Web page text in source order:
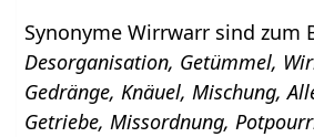
Synonyme Wirrwarr sind zum
Desorganisation, Getümmel,
Gedränge, Knäuel, Mischung,
Getriebe, Missordnung,